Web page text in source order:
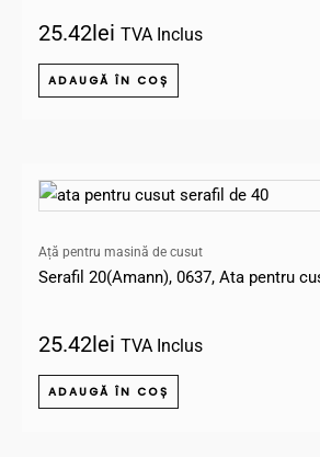
25.42lei TVA Inclus
ADAUGĂ ÎN COȘ
Ață pentru masină de cusut
Serafil 20(Amann), 0637, Ata pentru
25.42lei TVA Inclus
ADAUGĂ ÎN COȘ